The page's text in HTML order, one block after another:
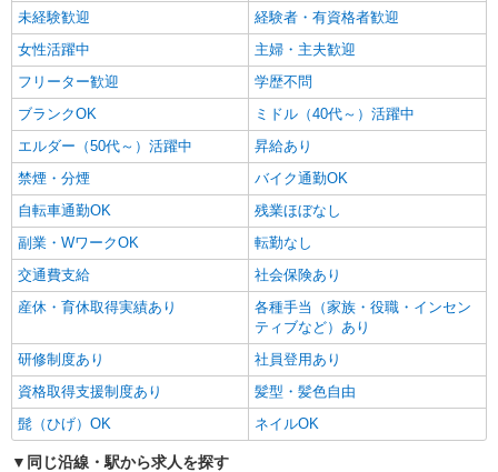
未経験歓迎
経験者・有資格者歓迎
女性活躍中
主婦・主夫歓迎
フリーター歓迎
学歴不問
ブランクOK
ミドル（40代～）活躍中
エルダー（50代～）活躍中
昇給あり
禁煙・分煙
バイク通勤OK
自転車通勤OK
残業ほぼなし
副業・WワークOK
転勤なし
交通費支給
社会保険あり
産休・育休取得実績あり
各種手当（家族・役職・インセン
ティブなど）あり
研修制度あり
社員登用あり
資格取得支援制度あり
髪型・髪色自由
髭（ひげ）OK
ネイルOK
同じ沿線・駅から求人を探す